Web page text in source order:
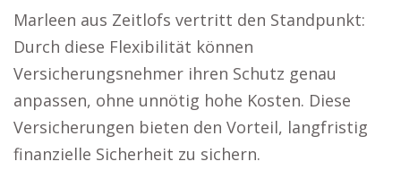
Marleen aus Zeitlofs vertritt den Standpunkt:
Durch diese Flexibilität können
Versicherungsnehmer ihren Schutz genau
anpassen, ohne unnötig hohe Kosten. Diese
Versicherungen bieten den Vorteil, langfristig
finanzielle Sicherheit zu sichern.